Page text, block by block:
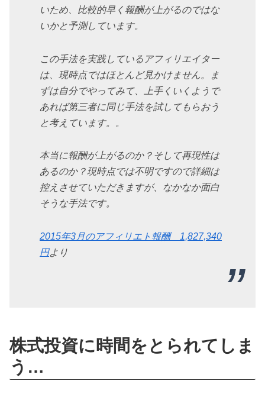
いため、比較的早く報酬が上がるのではな
いかと予測しています。
この手法を実践しているアフィリエイター
は、現時点ではほとんど見かけません。ま
ずは自分でやってみて、上手くいくようで
あれば第三者に同じ手法を試してもらおう
と考えています。。
本当に報酬が上がるのか？そして再現性は
あるのか？現時点では不明ですので詳細は
控えさせていただきますが、なかなか面白
そうな手法です。
2015年3月のアフィリエト報酬 1,827,340
円より
株式投資に時間をとられてしま
う…